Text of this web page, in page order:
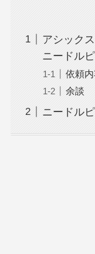
アシック
ニードル
依頼
余談
ニードル